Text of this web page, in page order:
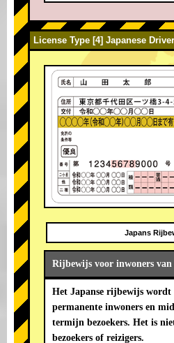
License Type [4] Japanese
Japans
Rijbewijs voor inwoners van
Het Japanse rijbewijs wordt
permanente inwoners en
termijn bezoekers. Het is
bezoekers of reizigers.